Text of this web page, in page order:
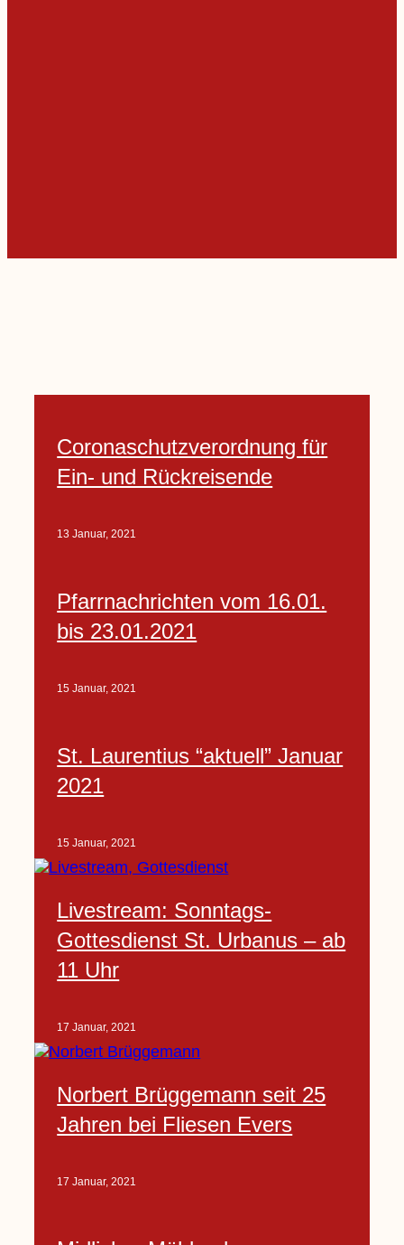
Coronaschutzverordnung für
Ein- und Rückreisende
13 Januar, 2021
Pfarrnachrichten vom 16.01.
bis 23.01.2021
15 Januar, 2021
St. Laurentius “aktuell” Januar
2021
15 Januar, 2021
Livestream: Sonntags-
Gottesdienst St. Urbanus – ab
11 Uhr
17 Januar, 2021
Norbert Brüggemann seit 25
Jahren bei Fliesen Evers
17 Januar, 2021